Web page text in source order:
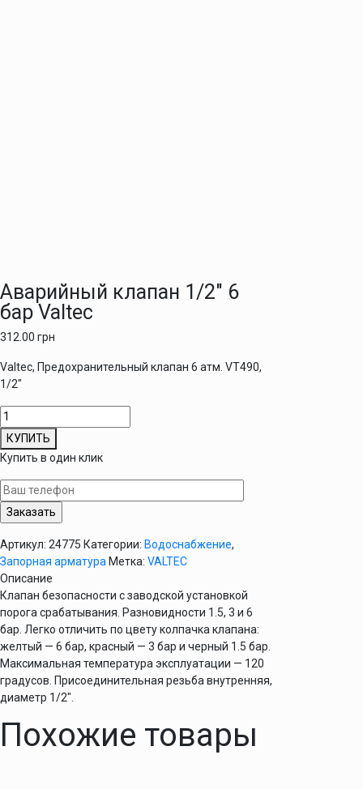
Аварийный клапан 1/2″ 6
бар Valtec
312.00 грн
Valtec, Предохранительный клапан 6 атм. VT490,
1/2″
Количество
товара
Аварийный
клапан
1/2"
6
бар
КУПИТЬ
Купить в один клик
Артикул: 24775 Категории: Водоснабжение,
Запорная арматура Метка: VALTEC
Описание
Клапан безопасности с заводской установкой
порога срабатывания. Разновидности 1.5, 3 и 6
бар. Легко отличить по цвету колпачка клапана:
желтый — 6 бар, красный — 3 бар и черный 1.5 бар.
Максимальная температура эксплуатации — 120
градусов. Присоединительная резьба внутренняя,
диаметр 1/2″.
Похожие товары